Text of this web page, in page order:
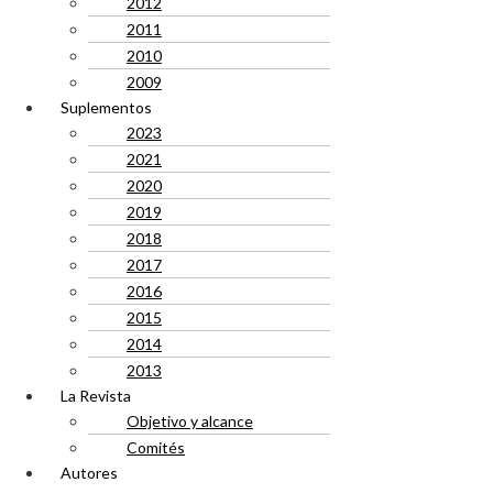
2011
2010
2009
Suplementos
2023
2021
2020
2019
2018
2017
2016
2015
2014
2013
La Revista
Objetivo y alcance
Comités
Autores